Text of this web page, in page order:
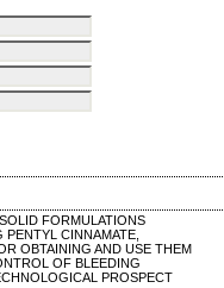
FORMULATIONS
PENTYL CINNAMATE,
OBTAINING AND USE THEM
OF BLEEDING
PROSPECT